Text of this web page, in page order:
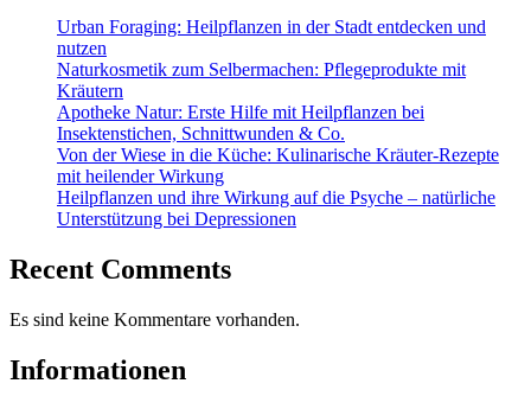
Urban Foraging: Heilpflanzen in der Stadt entdecken und
nutzen
Naturkosmetik zum Selbermachen: Pflegeprodukte mit
Kräutern
Apotheke Natur: Erste Hilfe mit Heilpflanzen bei
Insektenstichen, Schnittwunden & Co.
Von der Wiese in die Küche: Kulinarische Kräuter-Rezepte
mit heilender Wirkung
Heilpflanzen und ihre Wirkung auf die Psyche – natürliche
Unterstützung bei Depressionen
Recent Comments
Es sind keine Kommentare vorhanden.
Informationen